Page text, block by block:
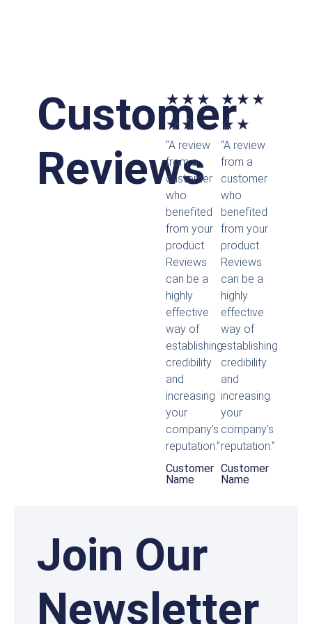
Customer
Reviews
★ ★ ★
★ ★
Bewertet
mit
5
von
“A review
from a
customer
who
benefited
from your
product.
Reviews
can be a
highly
effective
way of
establishing
credibility
and
increasing
your
company's
reputation.”
Customer
Name
★ ★ ★
★ ★
Bewertet
5
von
“A review
from a
customer
who
benefited
from your
product.
Reviews
can be a
highly
effective
way of
establishing
credibility
and
increasing
your
company's
reputation.”
Customer
Name
Join Our
Newsletter